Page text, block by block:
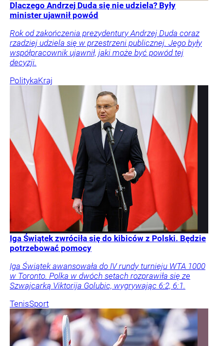
Dlaczego Andrzej Duda się nie udziela? Były
minister ujawnił powód
Rok od zakończenia prezydentury Andrzej Duda coraz
rzadziej udziela się w przestrzeni publicznej. Jego były
współpracownik ujawnił, jaki może być powód tej
decyzji.
PolitykaKraj
Iga Świątek zwróciła się do kibiców z Polski. Będzie
potrzebować pomocy
Iga Świątek awansowała do IV rundy turnieju WTA 1000
w Toronto. Polka w dwóch setach rozprawiła się ze
Szwajcarką Viktorija Golubic, wygrywając 6:2, 6:1.
TenisSport